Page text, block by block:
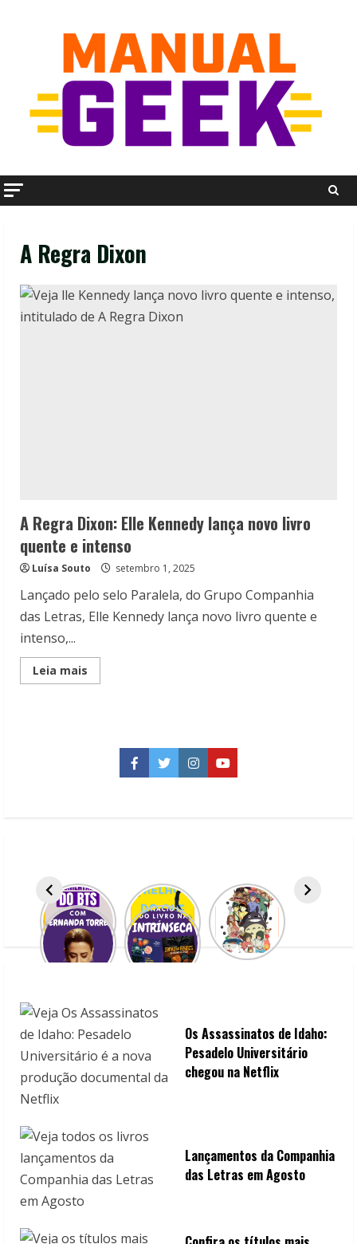
A Regra Dixon
A Regra Dixon: Elle Kennedy lança novo livro
quente e intenso
Luísa Souto setembro 1, 2025
Lançado pelo selo Paralela, do Grupo Companhia
das Letras, Elle Kennedy lança novo livro quente e
intenso,...
Leia mais
more
Kennedy
Facebook
TwitterInstagramYouTube
Os Assassinatos de Idaho:
Pesadelo Universitário
chegou na Netflix
Lançamentos da Companhia
das Letras em Agosto